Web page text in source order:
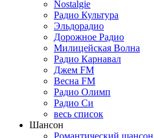
Nostalgie
Радио Культура
Эльдорадио
Дорожное Радио
Милицейская Волна
Радио Карнавал
Джем FM
Весна FM
Радио Олимп
Радио Си
весь список
Шансон
Романтический шансон